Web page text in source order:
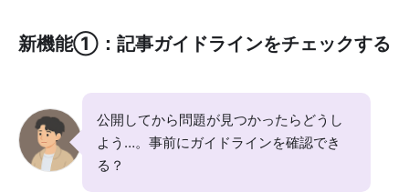
新機能①：記事ガイドラインをチェックする
公開してから問題が見つかったらどうし
よう…。事前にガイドラインを確認でき
る？